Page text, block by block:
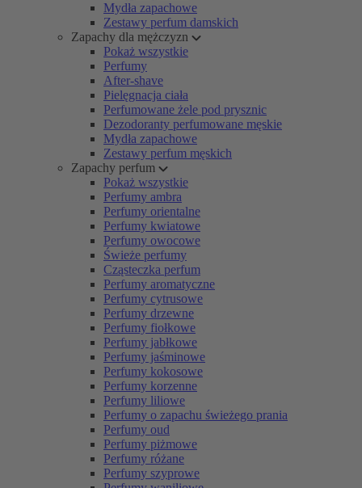
Mydła zapachowe
Zestawy perfum damskich
Zapachy dla mężczyzn
Pokaż wszystkie
Perfumy
After-shave
Pielęgnacja ciała
Perfumowane żele pod prysznic
Dezodoranty perfumowane męskie
Mydła zapachowe
Zestawy perfum męskich
Zapachy perfum
Pokaż wszystkie
Perfumy ambra
Perfumy orientalne
Perfumy kwiatowe
Perfumy owocowe
Świeże perfumy
Cząsteczka perfum
Perfumy aromatyczne
Perfumy cytrusowe
Perfumy drzewne
Perfumy fiołkowe
Perfumy jabłkowe
Perfumy jaśminowe
Perfumy kokosowe
Perfumy korzenne
Perfumy liliowe
Perfumy o zapachu świeżego prania
Perfumy oud
Perfumy piżmowe
Perfumy różane
Perfumy szyprowe